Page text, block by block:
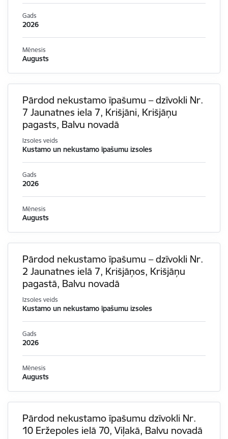
Gads
2026
Mēnesis
Augusts
Pārdod nekustamo īpašumu – dzīvokli Nr.
7 Jaunatnes iela 7, Krišjāni, Krišjāņu
pagasts, Balvu novadā
Izsoles veids
Kustamo un nekustamo īpašumu izsoles
Gads
2026
Mēnesis
Augusts
Pārdod nekustamo īpašumu – dzīvokli Nr.
2 Jaunatnes ielā 7, Krišjāņos, Krišjāņu
pagastā, Balvu novadā
Izsoles veids
Kustamo un nekustamo īpašumu izsoles
Gads
2026
Mēnesis
Augusts
Pārdod nekustamo īpašumu dzīvokli Nr.
10 Eržepoles ielā 70, Viļakā, Balvu novadā